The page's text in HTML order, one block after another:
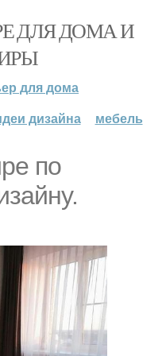
ДЛЯ ДОМА И
для дома
дизайна мебель
пo